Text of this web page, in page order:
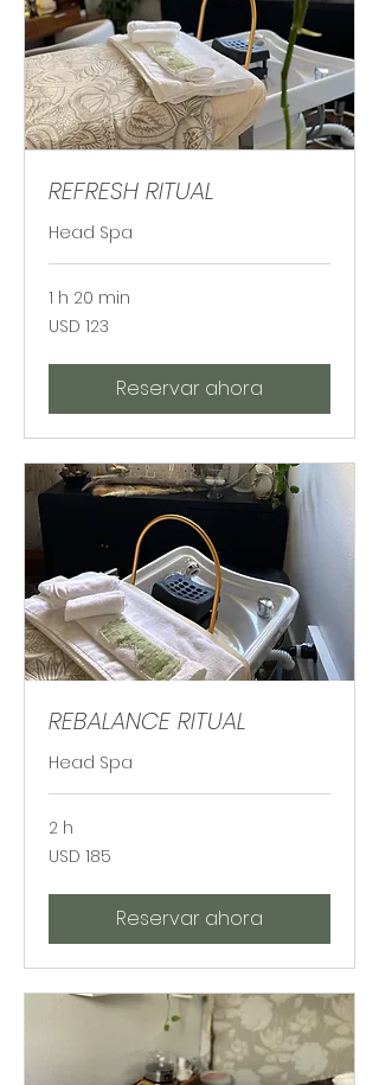
REFRESH RITUAL
Head Spa
1 h 20 min
123
dólares
USD 123
Reservar ahora
REBALANCE RITUAL
Head Spa
2 h
185
dólares
USD 185
Reservar ahora